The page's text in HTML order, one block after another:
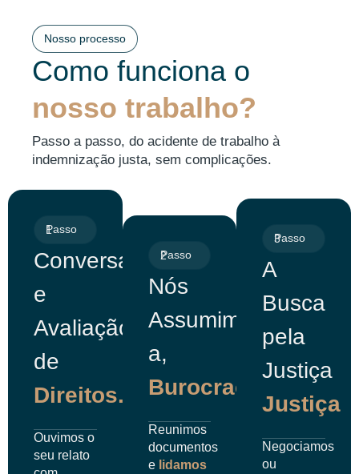
Nosso processo
Como funciona o
nosso trabalho?
Passo a passo, do acidente de trabalho à
indemnização justa, sem complicações.
Passo 1
Conversa
e
Avaliação
de
Direitos.
Ouvimos o
seu relato
Passo 2
Nós
Assumimos
a,
Burocracia
Reunimos
documentos
e lidamos
Passo 3
A
Busca
pela
Justiça
Justiça
Negociamos
ou